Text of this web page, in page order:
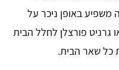
משפיע באופן ניכר על
גרניט פורצלן לחלל הבית
כל שאר הבית.